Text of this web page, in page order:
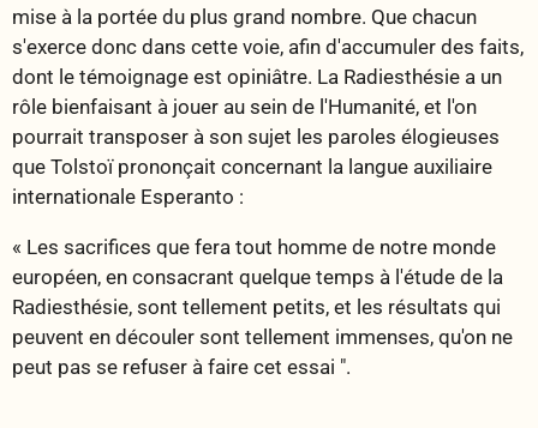
mise à la portée du plus grand nombre. Que chacun
s'exerce donc dans cette voie, afin d'accumuler des faits,
dont le témoignage est opiniâtre. La Radiesthésie a un
rôle bienfaisant à jouer au sein de l'Humanité, et l'on
pourrait transposer à son sujet les paroles élogieuses
que Tolstoï prononçait concernant la langue auxiliaire
internationale Esperanto :
« Les sacrifices que fera tout homme de notre monde
européen, en consacrant quelque temps à l'étude de la
Radiesthésie, sont tellement petits, et les résultats qui
peuvent en découler sont tellement immenses, qu'on ne
peut pas se refuser à faire cet essai ".